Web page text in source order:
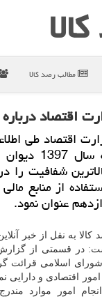
مطالب رصد كالا
اقتصاد
اقتصاد طی
تفریغ
شفافیت را
از منابع
عنوان نمود.
به نقل از خبر
در قسمتی از
اسلامی قرائت
اقتصادی و دارایی
امور موارد